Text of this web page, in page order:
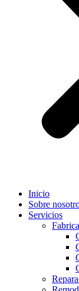
Inicio
Sobre
Servicios